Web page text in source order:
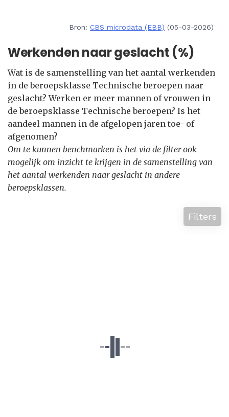
Bron: CBS microdata (EBB) (05-03-2026)
Werkenden naar geslacht (%)
Wat is de samenstelling van het aantal werkenden
in de beroepsklasse Technische beroepen naar
geslacht? Werken er meer mannen of vrouwen in
de beroepsklasse Technische beroepen? Is het
aandeel mannen in de afgelopen jaren toe- of
afgenomen?
Om te kunnen benchmarken is het via de filter ook
mogelijk om inzicht te krijgen in de samenstelling van
het aantal werkenden naar geslacht in andere
beroepsklassen.
Filters